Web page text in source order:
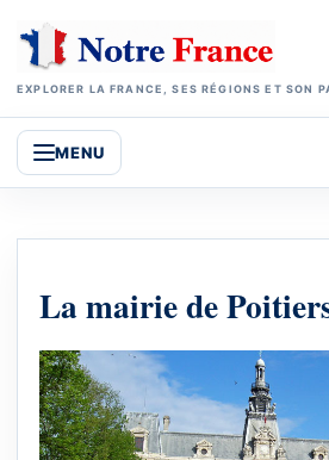
EXPLORER LA FRANCE, SES RÉGIONS ET SON
MENU
La mairie de